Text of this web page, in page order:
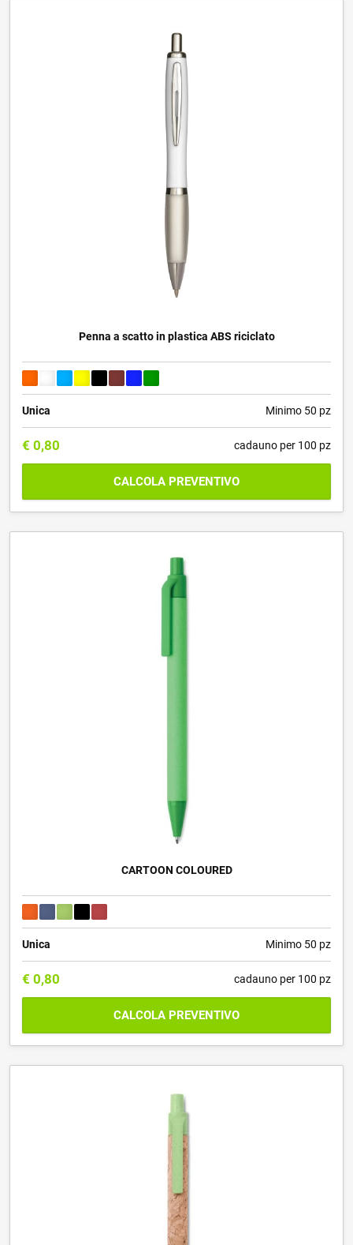
Penna a scatto in plastica ABS riciclato
Unica Minimo 50 pz
€ 0,80 cadauno per 100 pz
CALCOLA PREVENTIVO
CARTOON COLOURED
Unica Minimo 50 pz
€ 0,80 cadauno per 100 pz
CALCOLA PREVENTIVO